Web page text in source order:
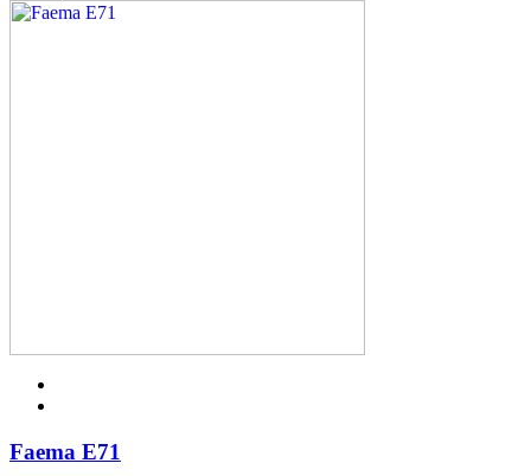
Faema E71